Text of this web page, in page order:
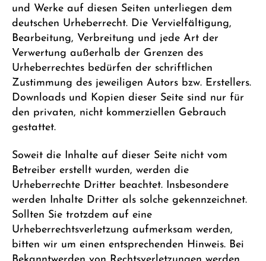
und Werke auf diesen Seiten unterliegen dem
deutschen Urheberrecht. Die Vervielfältigung,
Bearbeitung, Verbreitung und jede Art der
Verwertung außerhalb der Grenzen des
Urheberrechtes bedürfen der schriftlichen
Zustimmung des jeweiligen Autors bzw. Erstellers.
Downloads und Kopien dieser Seite sind nur für
den privaten, nicht kommerziellen Gebrauch
gestattet.
Soweit die Inhalte auf dieser Seite nicht vom
Betreiber erstellt wurden, werden die
Urheberrechte Dritter beachtet. Insbesondere
werden Inhalte Dritter als solche gekennzeichnet.
Sollten Sie trotzdem auf eine
Urheberrechtsverletzung aufmerksam werden,
bitten wir um einen entsprechenden Hinweis. Bei